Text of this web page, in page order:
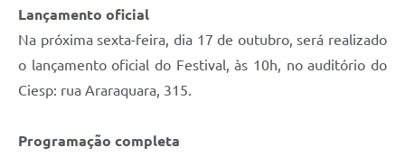
Lançamento oficial
Na próxima sexta-feira, dia 17 de outubro, será realizado
o lançamento oficial do Festival, às 10h, no auditório do
Ciesp: rua Araraquara, 315.
Programação completa